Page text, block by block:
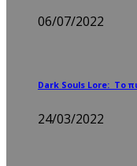
06/07/2022
Dark Souls Lore: Το
24/03/2022